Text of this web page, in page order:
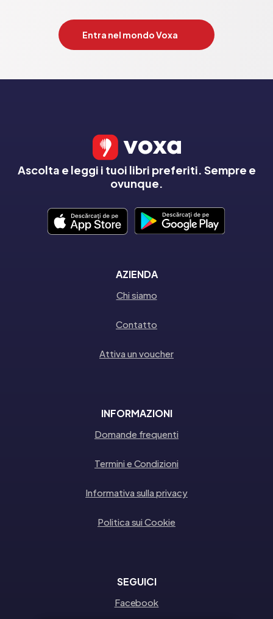
Entra nel mondo Voxa
Ascolta e leggi i tuoi libri preferiti. Sempre e
ovunque.
AZIENDA
Chi siamo
Contatto
Attiva un voucher
INFORMAZIONI
Domande frequenti
Termini e Condizioni
Informativa sulla privacy
Politica sui Cookie
SEGUICI
Facebook